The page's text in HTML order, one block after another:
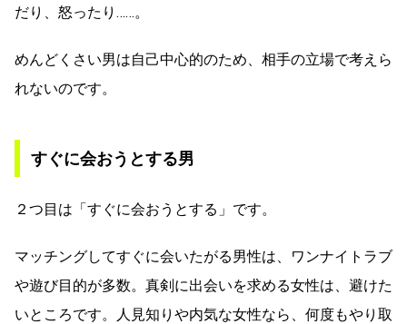
だり、怒ったり……。
めんどくさい男は自己中心的のため、相手の立場で考えら
れないのです。
すぐに会おうとする男
２つ目は「すぐに会おうとする」です。
マッチングしてすぐに会いたがる男性は、ワンナイトラブ
や遊び目的が多数。真剣に出会いを求める女性は、避けた
いところです。人見知りや内気な女性なら、何度もやり取